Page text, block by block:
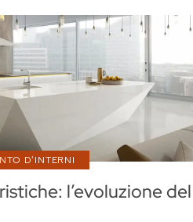
l’evoluzione del
D'INTERNI